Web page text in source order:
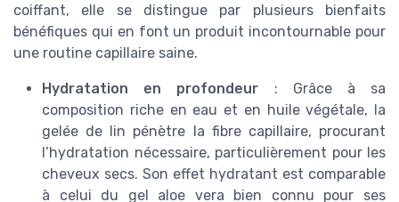
coiffant, elle se distingue par plusieurs bienfaits
bénéfiques qui en font un produit incontournable pour
une routine capillaire saine.
Hydratation en profondeur : Grâce à sa
composition riche en eau et en huile végétale, la
gelée de lin pénètre la fibre capillaire, procurant
l’hydratation nécessaire, particulièrement pour les
cheveux secs. Son effet hydratant est comparable
à celui du gel aloe vera bien connu pour ses